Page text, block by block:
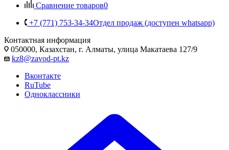
Сравнение товаров0
+7 (771) 753-34-34Отдел продаж (доступен whatsapp)
Контактная информация
050000, Казахстан, г. Алматы, улица Макатаева 127/9
kz8@zavod-pt.kz
Вконтакте
RuTube
Одноклассники